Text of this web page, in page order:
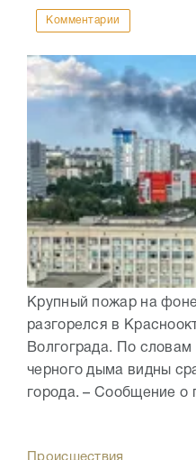
Комментарии
Крупный пожар на
разгорелся в
Волгограда. По словам
черного дыма видны
города. – Сообщение о